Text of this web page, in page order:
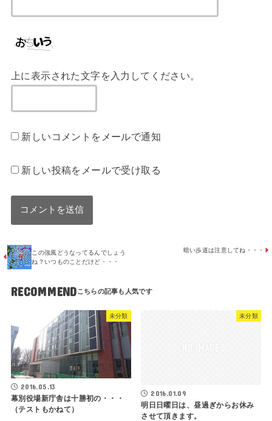
上に表示された文字を入力してください。
新しいコメントをメールで通知
新しい投稿をメールで受け取る
この強風どうなってるんでしょう
ね？いつものことだけど・・・
暗い歩道は注意してね・・・
RECOMMEND
未分類
2016.05.13
幕別役場新庁舎は十勝初の・・・
（テストもかねて）
未分類
2016.01.09
明日日曜日は、昼過ぎからお休み
させて頂きます。